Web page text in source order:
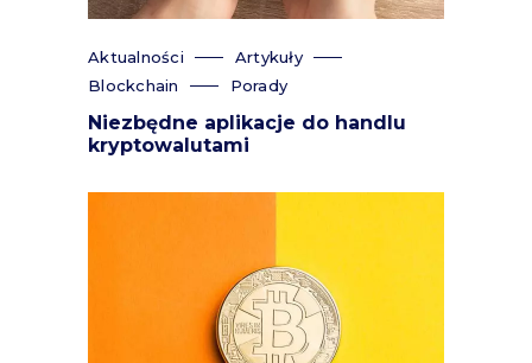
Aktualności
Artykuły
Blockchain
Porady
Niezbędne aplikacje do handlu
kryptowalutami